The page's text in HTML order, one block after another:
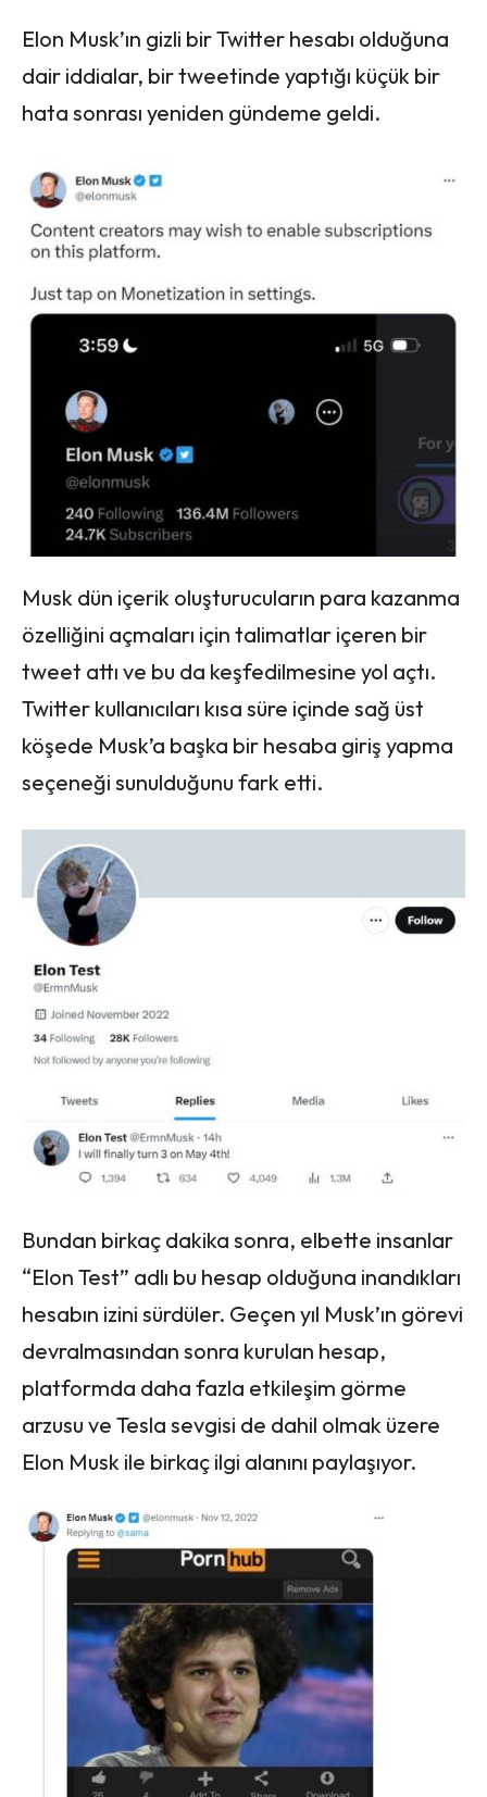
Elon Musk’ın gizli bir Twitter hesabı olduğuna
dair iddialar, bir tweetinde yaptığı küçük bir
hata sonrası yeniden gündeme geldi.
Musk dün içerik oluşturucuların para kazanma
özelliğini açmaları için talimatlar içeren bir
tweet attı ve bu da keşfedilmesine yol açtı.
Twitter kullanıcıları kısa süre içinde sağ üst
köşede Musk’a başka bir hesaba giriş yapma
seçeneği sunulduğunu fark etti.
Bundan birkaç dakika sonra, elbette insanlar
“Elon Test” adlı bu hesap olduğuna inandıkları
hesabın izini sürdüler. Geçen yıl Musk’ın görevi
devralmasından sonra kurulan hesap,
platformda daha fazla etkileşim görme
arzusu ve Tesla sevgisi de dahil olmak üzere
Elon Musk ile birkaç ilgi alanını paylaşıyor.